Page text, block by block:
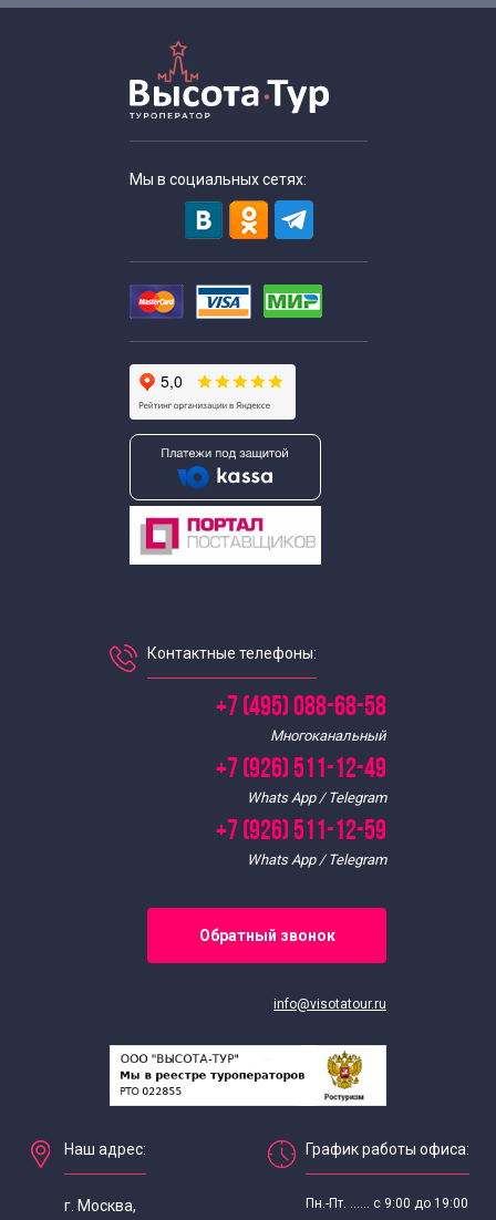
Познавательные экскурсии для школьников
Экскурсии для школьников средних классов
Тематические экскурсии для школьников
Экскурсии выходного дня для школьников
Интерактивные экскурсии по Москве
Экскурсии для школьников в апреле
Экскурсии для школьников в августе
Экскурсии по Москве для школьников в декабре
Экскурсии для школьников в июле
Экскурсии для школьников в июне
Экскурсии для школьников в январе
Экскурсии для школьников в мае
Экскурсии для школьников в ноябре
Экскурсии для школьников в октябре
Экскурсии для школьников в сентябре
Мы в социальных сетях:
Контактные телефоны:
+7 (495) 088-68-58
Многоканальный
+7 (926) 511-12-49
Whats App / Telegram
+7 (926) 511-12-59
Whats App / Telegram
Обратный звонок
info@visotatour.ru
Наш адрес:
г. Москва,
График работы офиса:
Пн.-Пт. ...... с 9:00 до 19:00